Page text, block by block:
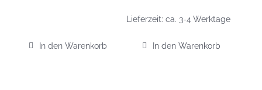
In den Warenkorb
Lieferzeit: ca. 3-4 Werktage
In den Warenkorb